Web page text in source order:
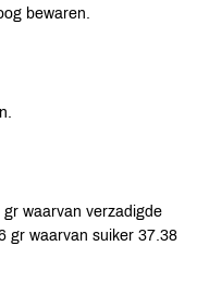
bewaren.
waarvan verzadigde
gr waarvan suiker 37.38